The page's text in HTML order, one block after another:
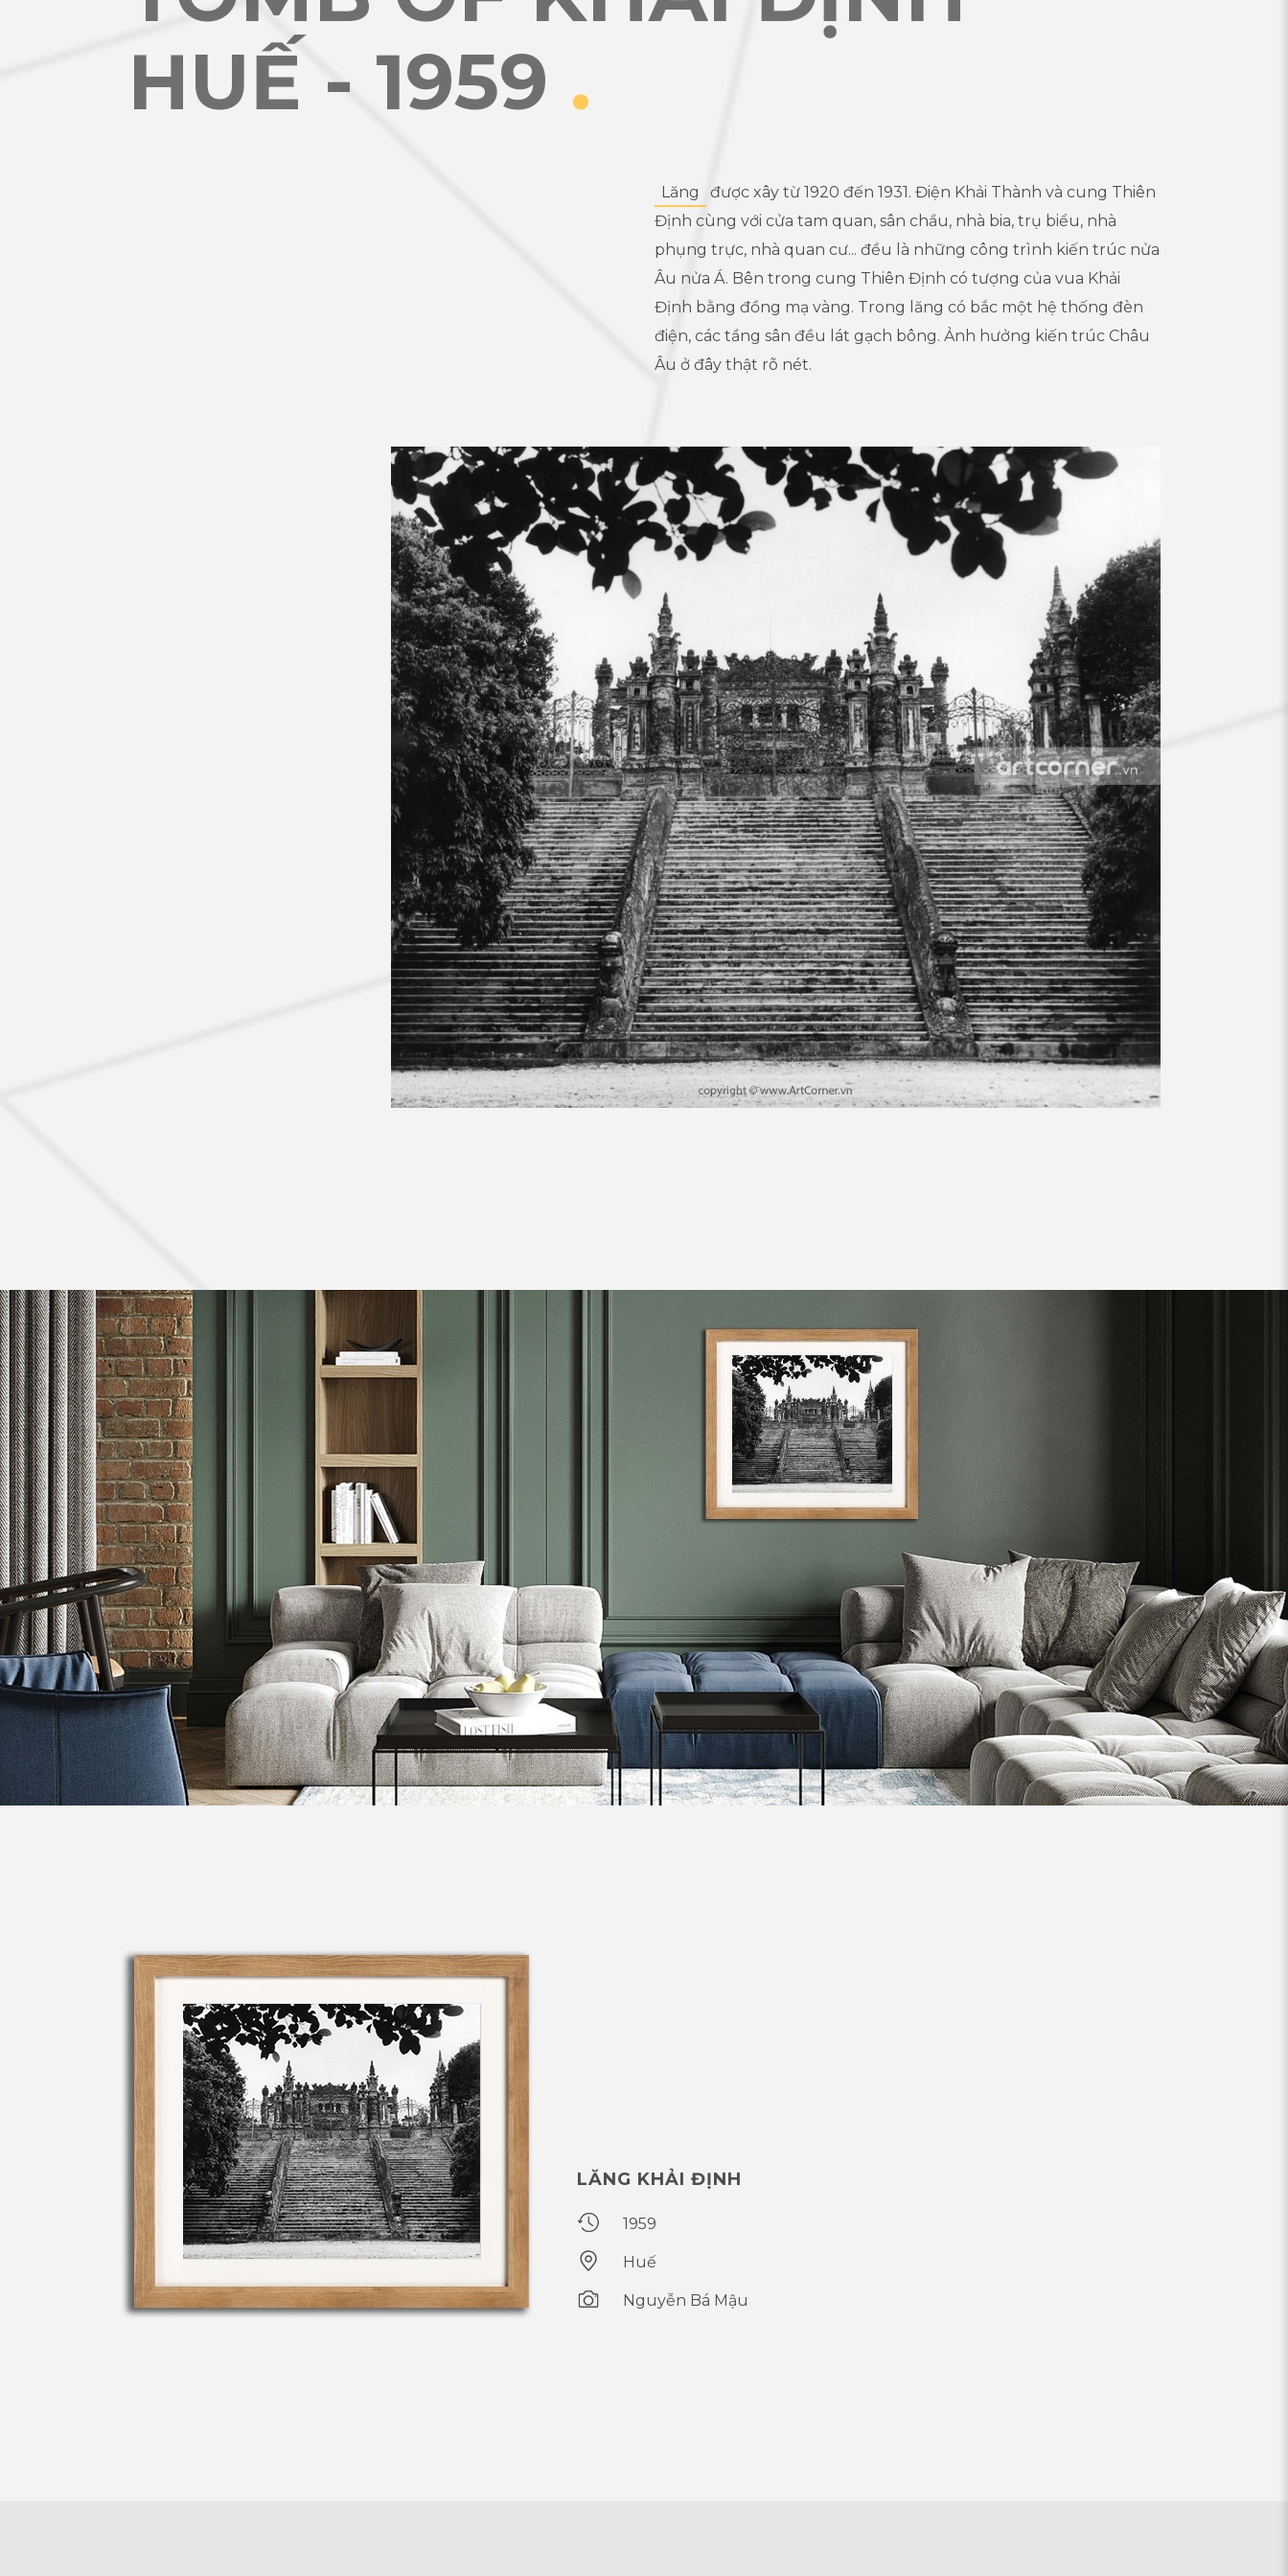
HUẾ - 1959 .
Lăng
được xây từ 1920 đến 1931. Điện Khải Thành và cung Thiên
Định cùng với cửa tam quan, sân chầu, nhà bia, trụ biểu, nhà
phụng trực, nhà quan cư... đều là những công trình kiến trúc nửa
Âu nửa Á. Bên trong cung Thiên Định có tượng của vua Khải
Định bằng đồng mạ vàng. Trong lăng có bắc một hệ thống đèn
điện, các tầng sân đều lát gạch bông. Ảnh hưởng kiến trúc Châu
Âu ở đây thật rõ nét.
LĂNG KHẢI ĐỊNH
1959
Huế
Nguyễn Bá Mậu